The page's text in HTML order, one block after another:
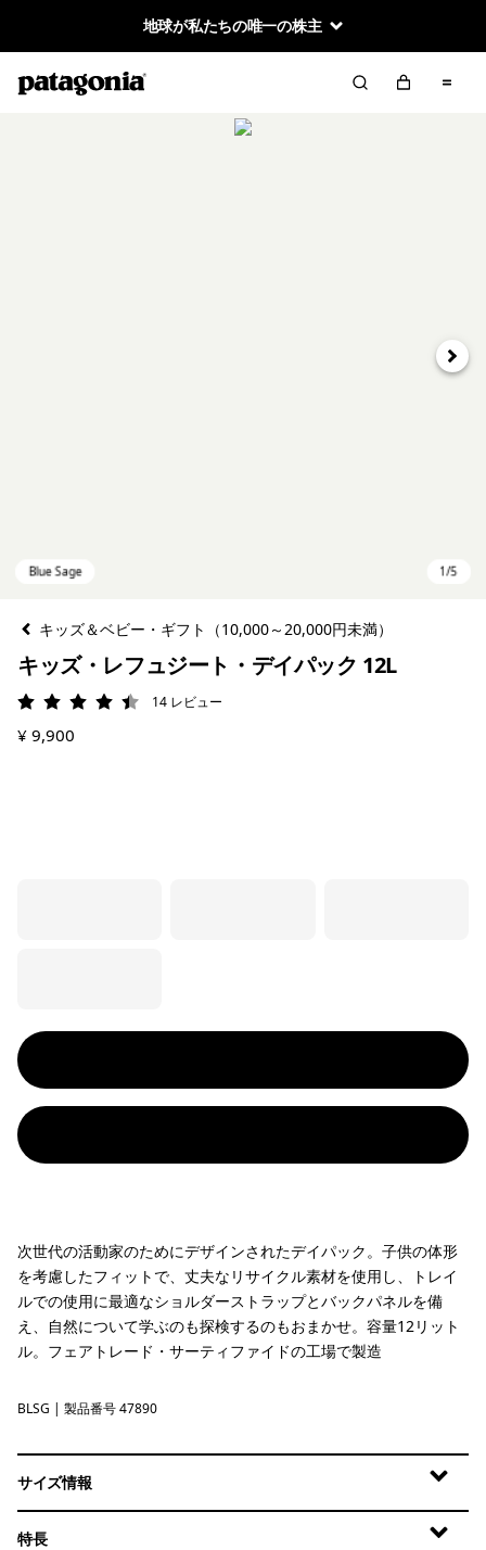
地球が私たちの唯一の株主
次へ
キッズ＆ベビー・ギフト（10,000～20,000円未満）
キッズ・レフュジート・デイパック 12L
評価: 4.4 / 5
14 レビュー
¥ 9,900
次世代の活動家のためにデザインされたデイパック。子供の体形
を考慮したフィットで、丈夫なリサイクル素材を使用し、トレイ
ルでの使用に最適なショルダーストラップとバックパネルを備
え、自然について学ぶのも探検するのもおまかせ。容量12リット
ル。フェアトレード・サーティファイドの工場で製造
Blue Sage
BLSG | 製品番号 47890
サイズ情報
特長